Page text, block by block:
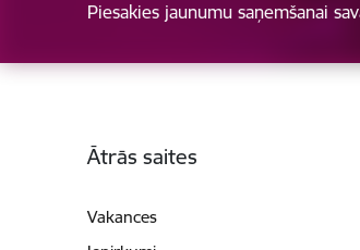
Piesakies jaunumu saņemšanai
Ātrās saites
Vakances